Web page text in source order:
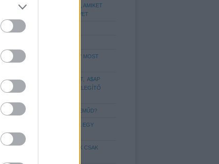
A LEGGYAKORIBB STÍLUSHIBÁK, AMIKET
SAJNOS A LEGTÖBBÜNK ELKÖVET
A 7 legférfiasabb illat 2018-ra
A LEGENDÁS „APU SPORTCIPŐ” MOST
VEDD KÉNYELMESRE A FIGURÁT, A$AP
ROCKY ÚJ SZINTRE EMELI A MELEGÍTŐ
MIT ÁRUL EL RÓLAD AZ ALSÓNEMŰD?
6 DOLOG, AMIT IMÁDNAK A NŐK EGY
FÉRFIN!
HETI STÍLUS-TRÜKKÖK TŐLÜNK CSAK